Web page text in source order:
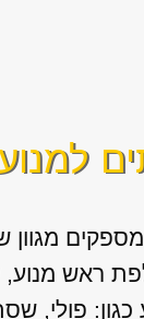
מגוון
ראש מנוע,
פולי,